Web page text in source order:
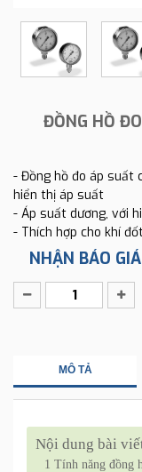
ĐỒNG HỒ
- Đồng hồ đo áp suất
hiển thị áp suất
- Áp suất dương, với
- Thích hợp cho khí
NHẬN BÁO GIÁ
MÔ TẢ
Nội dung bài
1 Tính năng đồng